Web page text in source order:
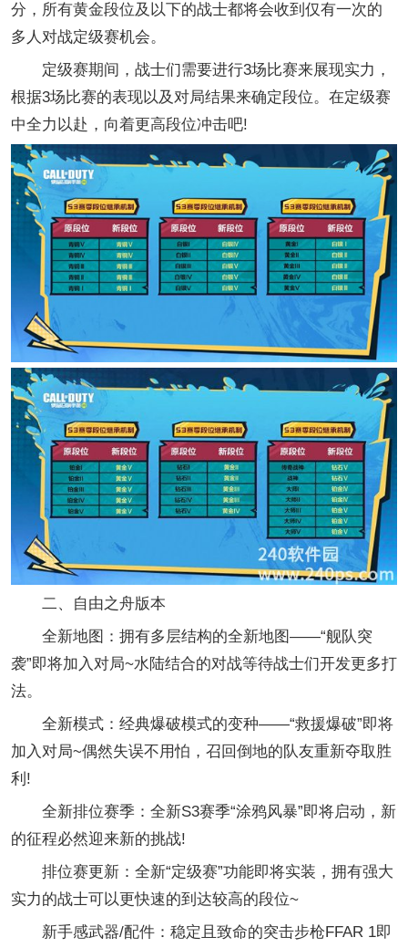
分，所有黄金段位及以下的战士都将会收到仅有一次的
多人对战定级赛机会。
定级赛期间，战士们需要进行3场比赛来展现实力，
根据3场比赛的表现以及对局结果来确定段位。在定级赛
中全力以赴，向着更高段位冲击吧!
二、自由之舟版本
全新地图：拥有多层结构的全新地图——“舰队突
袭”即将加入对局~水陆结合的对战等待战士们开发更多打
法。
全新模式：经典爆破模式的变种——“救援爆破”即将
加入对局~偶然失误不用怕，召回倒地的队友重新夺取胜
利!
全新排位赛季：全新S3赛季“涂鸦风暴”即将启动，新
的征程必然迎来新的挑战!
排位赛更新：全新“定级赛”功能即将实装，拥有强大
实力的战士可以更快速的到达较高的段位~
新手感武器/配件：稳定且致命的突击步枪FFAR 1即